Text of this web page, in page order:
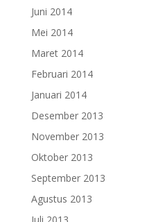
Juni 2014
Mei 2014
Maret 2014
Februari 2014
Januari 2014
Desember 2013
November 2013
Oktober 2013
September 2013
Agustus 2013